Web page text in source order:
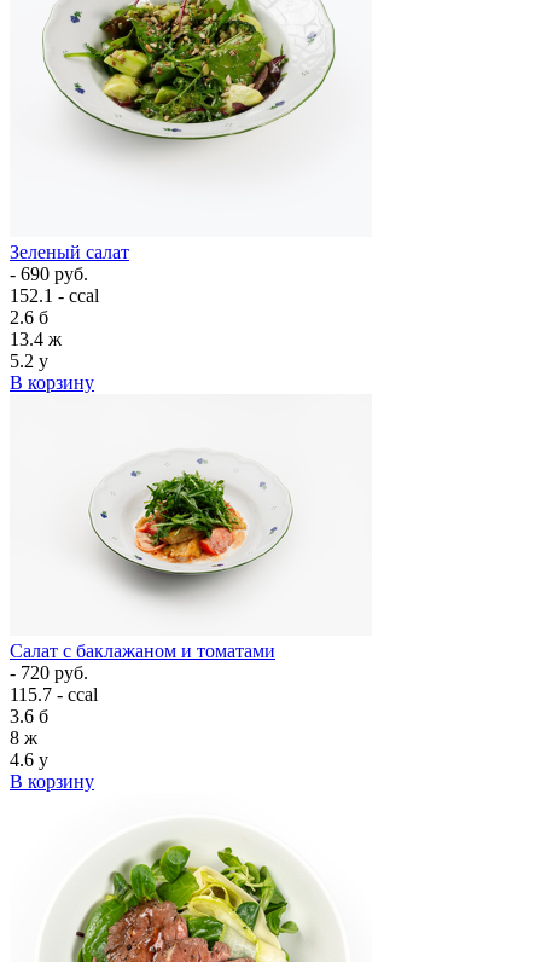
Зеленый салат
- 690 руб.
152.1 - ccal
2.6 б
13.4 ж
5.2 у
В корзину
Салат с баклажаном и томатами
- 720 руб.
115.7 - ccal
3.6 б
8 ж
4.6 у
В корзину